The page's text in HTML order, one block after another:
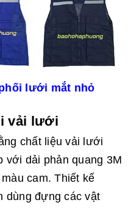
lưới mắt nhỏ
vải lưới
chất liệu vải lưới
với dải phản quang 3M
cam. Thiết kế
dùng đựng các vật